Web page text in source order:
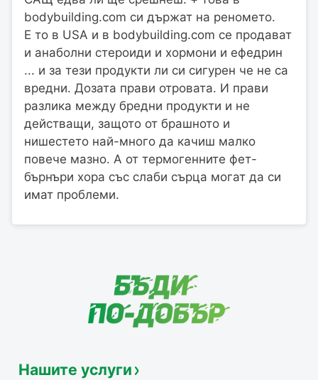
bodybuilding.com си държат на реномето.
Е то в USA и в bodybuilding.com се продават
и анаболни стероиди и хормони и ефедрин
... и за тези продукти ли си сигурен че не са
вредни. Дозата прави отровата. И прави
разлика между бредни продукти и не
действащи, защото от брашното и
нишестето най-много да качиш малко
повече мазно. А от термогенните фет-
бърнъри хора със слаби сърца могат да си
имат проблеми.
Нашите услуги